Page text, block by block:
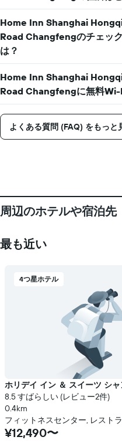
Home Inn Shanghai
Road Changfengのチェッ
は？
Home Inn Shanghai
Road Changfengに無料Wi-
よくある質問 (FAQ) をもっと
周辺のホテルや宿泊先
最も近い
4つ星ホテル
ホリデイ イン ＆ スイーツ シ
8.5 すばらしい (レビュー2件)
0.4km
フィットネスセンター, レスト
¥12,490〜